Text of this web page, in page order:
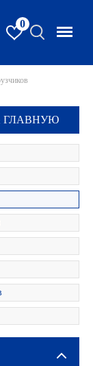
0
ГЛАВНУЮ